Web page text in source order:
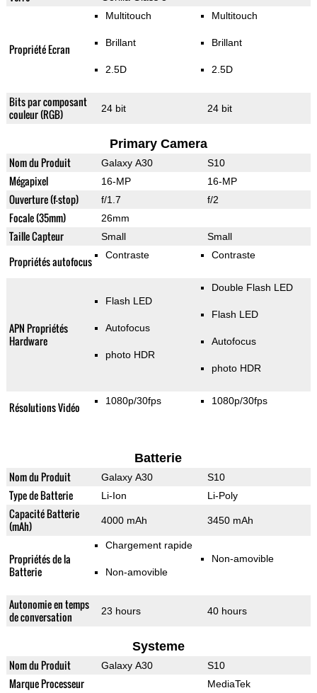
Propriété Ecran
Multitouch
Brillant
2.5D
Multitouch
Brillant
2.5D
Bits par composant
couleur (RGB)
24 bit 24 bit
Primary Camera
Nom du Produit Galaxy A30 S10
Mégapixel 16-MP 16-MP
Ouverture (f-stop) f/1.7 f/2
Focale (35mm) 26mm
Taille Capteur Small Small
Propriétés autofocus Contraste Contraste
APN Propriétés
Hardware
Flash LED
Autofocus
photo HDR
Double Flash LED
Flash LED
Autofocus
photo HDR
Résolutions Vidéo 1080p/30fps 1080p/30fps
Batterie
Nom du Produit Galaxy A30 S10
Type de Batterie Li-Ion Li-Poly
Capacité Batterie
(mAh)
4000 mAh 3450 mAh
Propriétés de la
Batterie
Chargement rapide
Non-amovible
Non-amovible
Autonomie en temps
de conversation
23 hours 40 hours
Systeme
Nom du Produit Galaxy A30 S10
Marque Processeur MediaTek